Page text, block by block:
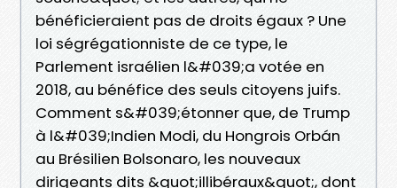
bénéficieraient pas de droits égaux ? Une
loi ségrégationniste de ce type, le
Parlement israélien l&#039;a votée en
2018, au bénéfice des seuls citoyens juifs.
Comment s&#039;étonner que, de Trump
à l&#039;Indien Modi, du Hongrois Orbán
au Brésilien Bolsonaro, les nouveaux
dirigeants dits &quot;illibéraux&quot;, dont